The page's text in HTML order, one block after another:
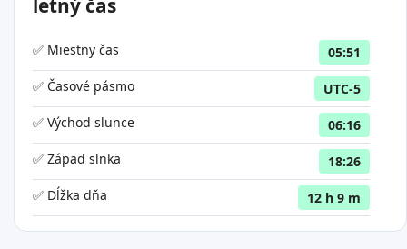
letný čas
✅ Miestny čas
05:51
✅ Časové pásmo
UTC-5
✅ Východ slunce
06:16
✅ Západ slnka
18:26
✅ Dĺžka dňa
12 h 9 m